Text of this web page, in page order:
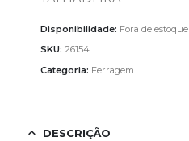
Disponibilidade: Fora de estoque
SKU: 26154
Categoria: Ferragem
DESCRIÇÃO